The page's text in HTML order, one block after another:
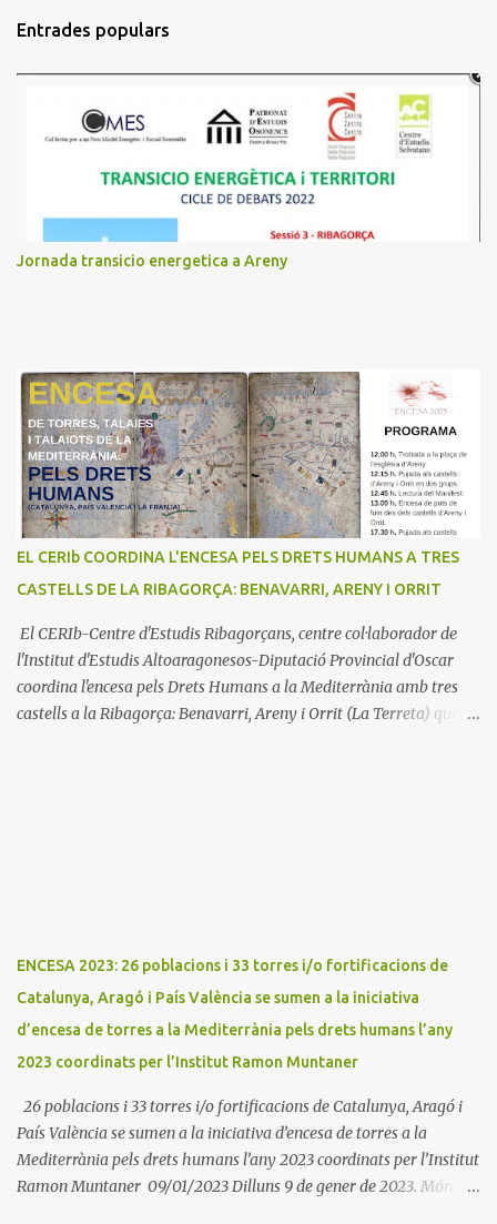
e
n
a
Entrades populars
Jornada transicio energetica a Areny
EL CERIb COORDINA L'ENCESA PELS DRETS HUMANS A TRES
CASTELLS DE LA RIBAGORÇA: BENAVARRI, ARENY I ORRIT
El CERIb-Centre d'Estudis Ribagorçans, centre col·laborador de
l'Institut d'Estudis Altoaragonesos-Diputació Provincial d'Oscar
coordina l'encesa pels Drets Humans a la Mediterrània amb tres
castells a la Ribagorça: Benavarri, Areny i Orrit (La Terreta) que
ENCESA 2023: 26 poblacions i 33 torres i/o fortificacions de
Catalunya, Aragó i País València se sumen a la iniciativa
d’encesa de torres a la Mediterrània pels drets humans l’any
2023 coordinats per l’Institut Ramon Muntaner
26 poblacions i 33 torres i/o fortificacions de Catalunya, Aragó i
País València se sumen a la iniciativa d’encesa de torres a la
Mediterrània pels drets humans l’any 2023 coordinats per l’Institut
Ramon Muntaner 09/01/2023 Dilluns 9 de gener de 2023. Móra la